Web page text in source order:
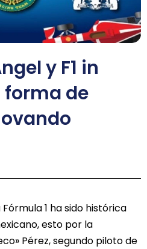
y F1 in
forma de
1 ha sido histórica
esto por la
Pérez, segundo piloto de